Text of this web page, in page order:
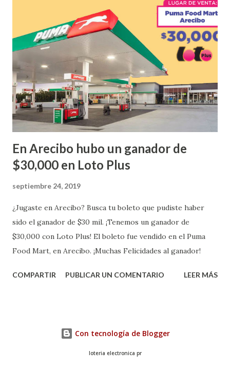
ganador fue vendido en la farmacia Yarimar de la
Urbanización Las Lomas en el Municipio de San Juan
¡Enhorabuena que lo disfrute!
...
En Arecibo hubo un ganador de
$30,000 en Loto Plus
septiembre 24, 2019
¿Jugaste en Arecibo? Busca tu boleto que pudiste haber
sido el ganador de $30 mil. ¡Tenemos un ganador de
$30,000 con Loto Plus! El boleto fue vendido en el Puma
Food Mart, en Arecibo. ¡Muchas Felicidades al ganador!
COMPARTIR PUBLICAR UN COMENTARIO LEER MÁS
Con tecnología de Blogger
loteria electronica pr